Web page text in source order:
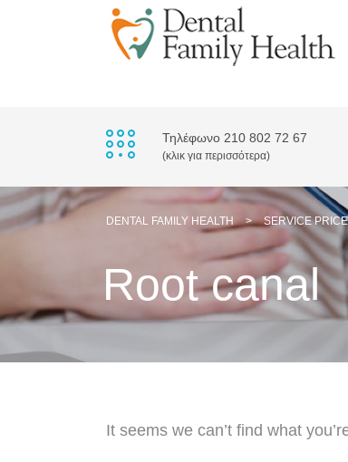
Τηλέφωνο 210 802 72 67
(κλικ για περισσότερα)
DENTAL FAMILY HEALTH > SERVICE
Root canal
It seems we can’t find what